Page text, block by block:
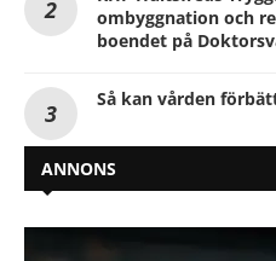
ombyggnation och
boendet på
Så kan vården
ANNONS